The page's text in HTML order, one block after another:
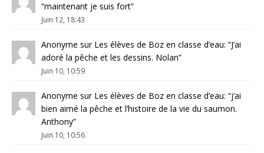
“maintenant je suis fort”
Juin 12, 18:43
Anonyme sur Les élèves de Boz en classe d’eau: “J’ai
adoré la pêche et les dessins. Nolan”
Juin 10, 10:59
Anonyme sur Les élèves de Boz en classe d’eau: “j’ai
bien aimé la pêche et l’histoire de la vie du saumon.
Anthony”
Juin 10, 10:56